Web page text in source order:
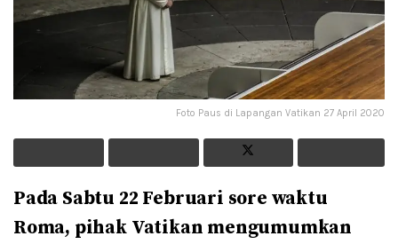
Foto Paus di Lapangan Vatikan 27 April 2020
Pada Sabtu 22 Februari sore waktu
Roma, pihak Vatikan mengumumkan